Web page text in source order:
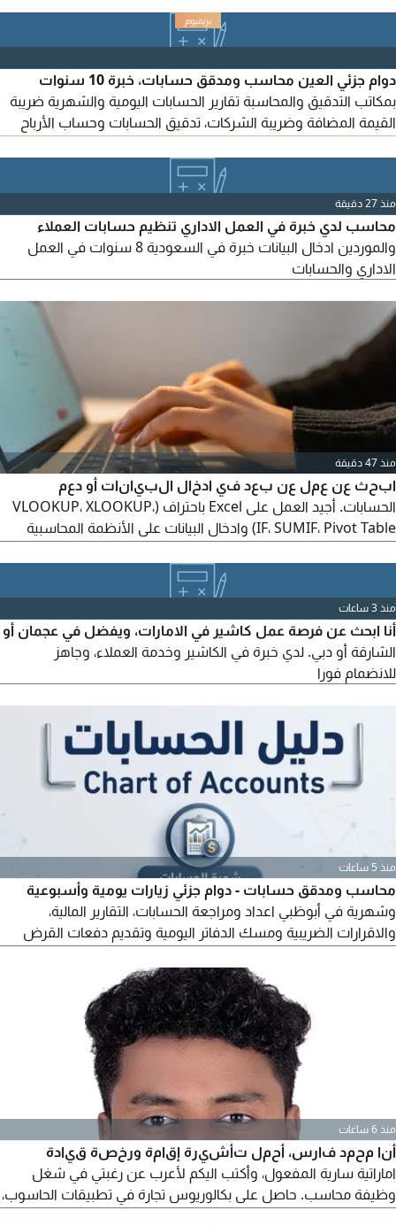
دوام جزئي العين محاسب ومدقق حسابات، خبرة 10 سنوات
بمكاتب التدقيق والمحاسبة تقارير الحسابات اليومية والشهرية ضريبة
القيمة المضافة وضريبة الشركات، تدقيق الحسابات وحساب الأرباح
منذ 27 دقيقة
محاسب لدي خبرة في العمل الاداري تنظيم حسابات العملاء
والموردين ادخال البيانات خبرة في السعودية 8 سنوات في العمل
الاداري والحسابات
منذ 47 دقيقة
ابحث عن عمل عن بعد في ادخال البيانات أو دعم
الحسابات. أجيد العمل على Excel باحتراف (VLOOKUP، XLOOKUP،
IF، SUMIF، Pivot Table) وادخال البيانات على الأنظمة المحاسبية
والمشتريات وإدارة المخزون واعداد التقارير، لدي معرفة مكتسبة في
Odoo من خلال التدريب والتطبيق العملي على أنشطة افتراضية.
إقامة سارية عائلية
منذ 3 ساعات
أنا ابحث عن فرصة عمل كاشير في الامارات، ويفضل في عجمان أو
الشارقة أو دبي. لدي خبرة في الكاشير وخدمة العملاء، وجاهز
للانضمام فورا
منذ 5 ساعات
محاسب ومدقق حسابات - دوام جزئي زيارات يومية وأسبوعية
وشهرية في أبوظبي اعداد ومراجعة الحسابات، التقارير المالية،
والاقرارات الضريبية ومسك الدفاتر اليومية وتقديم دفعات القرض
واتساب أوفون بأسعار رمزية جدا
منذ 6 ساعات
أنا محمد فارس، أحمل تأشيرة إقامة ورخصة قيادة
اماراتية سارية المفعول، وأكتب اليكم لأعرب عن رغبتي في شغل
وظيفة محاسب. حاصل على بكالوريوس تجارة في تطبيقات الحاسوب،